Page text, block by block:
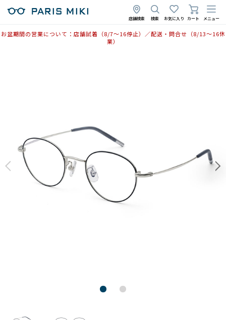
店舗検索 検索 お気に入り カート メニュー
お盆期間の営業について：店舗試着（8/7〜16停止）／配送・問合せ（8/13〜16休
業）